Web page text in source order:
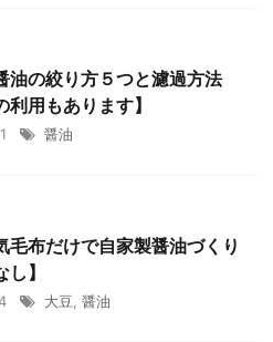
油の絞り方５つと濾過方法
利用もあります】
醤油
毛布だけで自家製醤油づくり
し】
大豆 醤油